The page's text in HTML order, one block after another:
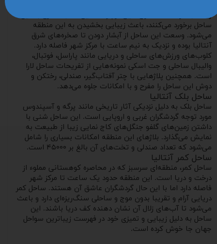
را کسب کرده است. موج‌هایی نرم و دلنشین که با طنازی به این
ساحل برخورد می‌کنند، باعث زیبایی بخشیدن به این منطقه
می‌شود. وسعت این ساحل از آبشار دودن تا صخره‌های شرق
آنتالیا بوده و نزدیک به نیم ساعت با مرکز شهر فاصله دارد.
کلوب‌های ورزش‌های ساحلی و دریایی مانند پاراسل، فوتبال،
والیبال ساحلی و جت اسکی نمونه‌هایی از تفریحات ساحل لارا
است. همچنین پلاژهایی با چتر آفتاب‌گیر، صندلی، رختکن و
دوش این ساحل را مفرح و با امکانات جلوه می‌دهد.
ساحل بلک آنتالیا
ساحل بلک به دلیل نزدیکی آثار تاریخی مانند پرگه و آسپندوس
مورد توجه گردشگران غربی و اروپایی است. این ساحل شنی با
داشتن زمین‌های گلفو جنگل‌های کاج نمایی زیبا از طبیعت به
نمایش می‌گذارد. بلاژهای این منطقه امکانات بسیاری را شامل
می‌شود که تعداد صندلی و تخت‌های آن بالغ بر ۴۵۰۰۰ است.
ساحل کمر آنتالیا
ساحل کمر، منطقه‌ای سرسبز که در محاصره کوهستانی مملوء از
درخت و دریا است. این منطقه حدود یک ساعت تا مرکز شهر
فاصله دارد اما با این حال گردشگران عاشق آن هستند. ساحل کمر
دریایی آرام و تقریبا بدون موج و ساحلی سنگ‌ریزه‌ای دارد و باعث
می‌شود تا آب‌های زلال آن نشان دهنده کف دریا باشند. این
ساحل به دلیل زیبایی و تمیزی خود در فهرست زیباترین سواحل
جهان جا خوش کرده است.